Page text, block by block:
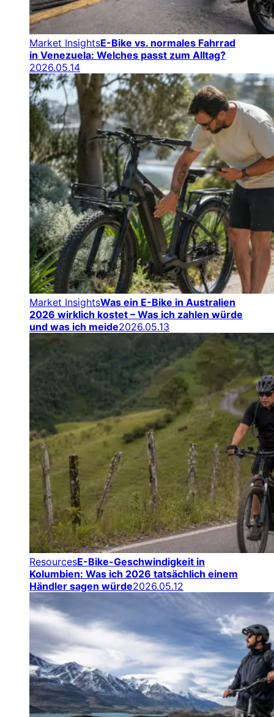
Market InsightsE-Bike vs. normales Fahrrad
in Venezuela: Welches passt zum Alltag?
2026.05.14
Market InsightsWas ein E-Bike in Australien
2026 wirklich kostet – Was ich zahlen würde
und was ich meide2026.05.13
ResourcesE-Bike-Geschwindigkeit in
Kolumbien: Was ich 2026 tatsächlich einem
Händler sagen würde2026.05.12